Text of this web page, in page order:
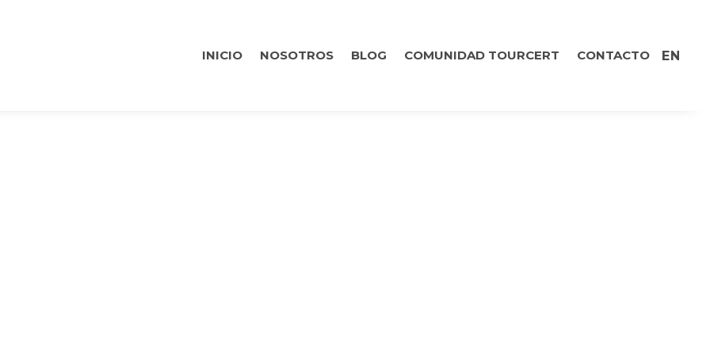
INICIO NOSOTROS BLOG COMUNIDAD TOURCERT CONTACTO EN